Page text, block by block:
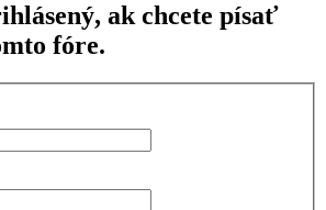
ak chcete písať
fóre.